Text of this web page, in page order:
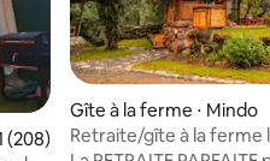
moyenne sur la base de
(208)
Gîte à la ferme ⋅ Mindo
Retraite/gîte à la ferme